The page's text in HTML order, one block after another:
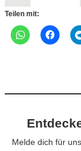
Teilen mit:
Melde dich für